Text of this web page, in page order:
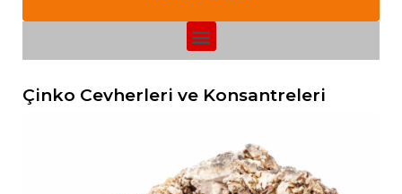
Çinko Cevherleri ve Konsantreleri